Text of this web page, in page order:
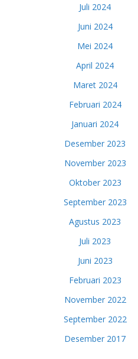
Juli 2024
Juni 2024
Mei 2024
April 2024
Maret 2024
Februari 2024
Januari 2024
Desember 2023
November 2023
Oktober 2023
September 2023
Agustus 2023
Juli 2023
Juni 2023
Februari 2023
November 2022
September 2022
Desember 2017